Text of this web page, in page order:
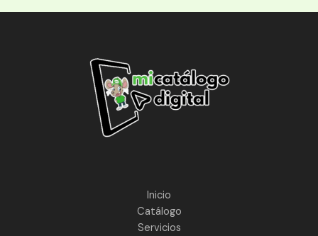
Inicio
Catálogo
Servicios